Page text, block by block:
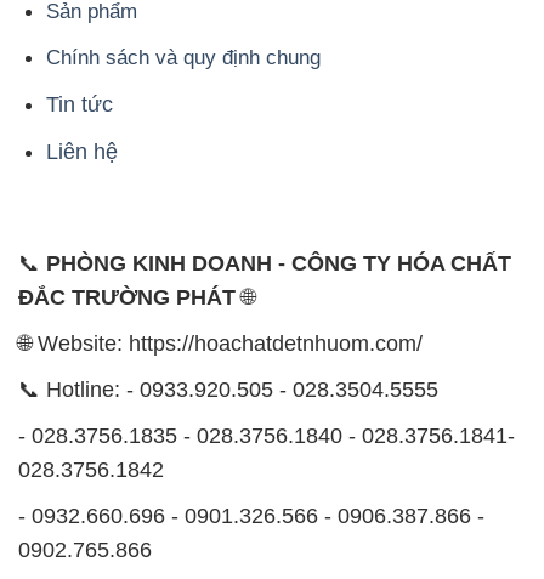
Sản phẩm
Chính sách và quy định chung
Tin tức
Liên hệ
📞 PHÒNG KINH DOANH - CÔNG TY HÓA CHẤT
ĐẮC TRƯỜNG PHÁT🌐
🌐 Website: https://hoachatdetnhuom.com/
📞 Hotline: - 0933.920.505 - 028.3504.5555
- 028.3756.1835 - 028.3756.1840 - 028.3756.1841-
028.3756.1842
- 0932.660.696 - 0901.326.566 - 0906.387.866 -
0902.765.866